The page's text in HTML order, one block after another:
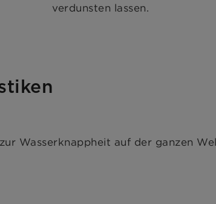
verdunsten lassen.
Wasserknappheit auf der ganzen